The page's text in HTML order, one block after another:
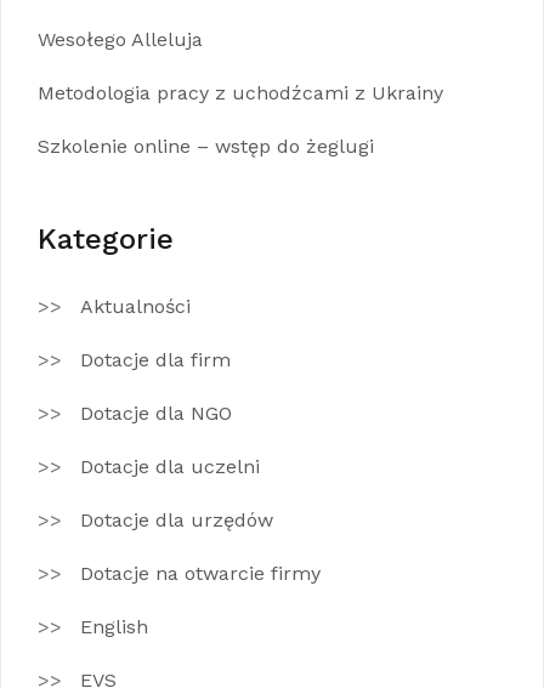
Wesołego Alleluja
Metodologia pracy z uchodźcami z Ukrainy
Szkolenie online – wstęp do żeglugi
Kategorie
Aktualności
Dotacje dla firm
Dotacje dla NGO
Dotacje dla uczelni
Dotacje dla urzędów
Dotacje na otwarcie firmy
English
EVS